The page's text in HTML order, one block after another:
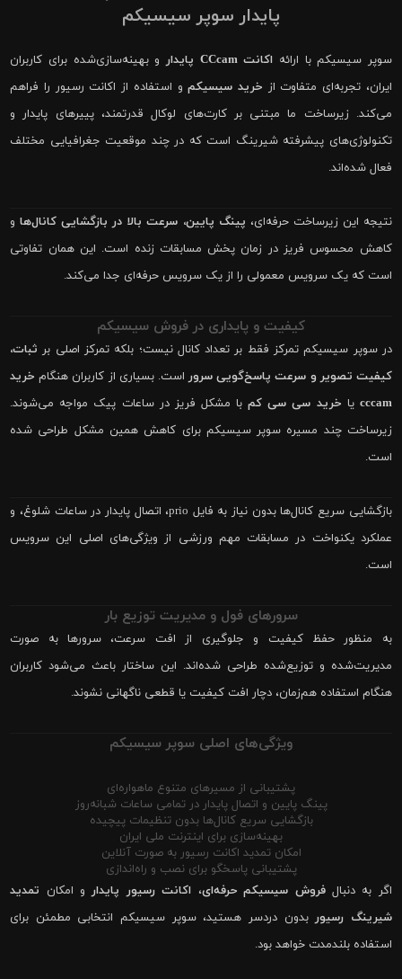
پایدار سوپر سیسیکم
سوپر سیسیکم با ارائه اکانت CCcam پایدار
و بهینه‌سازی‌شده برای کاربران
ایران، تجربه‌ای متفاوت از خرید سیسیکمو استفاده از اکانت رسیور را فراهم
می‌کند. زیرساخت ما مبتنی بر کارت‌های لوکال قدرتمند، پییرهای پایدار و
تکنولوژی‌های پیشرفته شیرینگ است که در چند موقعیت جغرافیایی مختلف
فعال شده‌اند.
نتیجه این زیرساخت حرفه‌ای، پینگ پایین، سرعت بالا در بازگشایی کانال‌هاو
کاهش محسوس فریز در زمان پخش مسابقات زنده است. این همان تفاوتی
است که یک سرویس معمولی را از یک سرویس حرفه‌ای جدا می‌کند.
کیفیت و پایداری در فروش سیسیکم
در سوپر سیسیکم تمرکز فقط بر تعداد کانال نیست؛ بلکه تمرکز اصلی بر ثبات،
کیفیت تصویر و سرعت پاسخ‌گویی سروراست. بسیاری از کاربران هنگام خرید
cccam یا خرید سی سی کمبا مشکل فریز در ساعات پیک مواجه می‌شوند.
زیرساخت چند مسیره سوپر سیسیکم برای کاهش همین مشکل طراحی شده
است.
بازگشایی سریع کانال‌ها بدون نیاز به فایل prio، اتصال پایدار در ساعات شلوغ، و
عملکرد یکنواخت در مسابقات مهم ورزشی از ویژگی‌های اصلی این سرویس
است.
سرورهای فول و مدیریت توزیع بار
به منظور حفظ کیفیت و جلوگیری از افت سرعت، سرورها به صورت
مدیریت‌شده و توزیع‌شده طراحی شده‌اند. این ساختار باعث می‌شود کاربران
هنگام استفاده هم‌زمان، دچار افت کیفیت یا قطعی ناگهانی نشوند.
ویژگی‌های اصلی سوپر سیسیکم
پشتیبانی از مسیرهای متنوع ماهواره‌ای
پینگ پایین و اتصال پایدار در تمامی ساعات شبانه‌روز
بازگشایی سریع کانال‌ها بدون تنظیمات پیچیده
بهینه‌سازی برای اینترنت ملی ایران
امکان تمدید اکانت رسیور به صورت آنلاین
پشتیبانی پاسخگو برای نصب و راه‌اندازی
اگر به دنبالفروش سیسیکم حرفه‌ای، اکانت رسیور پایدارو امکان تمدید
شیرینگ رسیوربدون دردسر هستید، سوپر سیسیکم انتخابی مطمئن برای
استفاده بلندمدت خواهد بود.